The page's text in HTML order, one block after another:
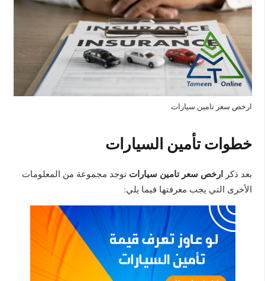
ارخص سعر تامين سيارات
خطوات تأمين السيارات
بعد ذكرارخص سعر تامين سيارات توجد مجموعة من المعلومات
الأخرى التي يجب معرفتها فيما يلي: